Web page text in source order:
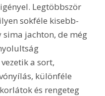
Legtöbbször
sokféle kisebb-
sima jachton, de még
a sort,
különféle
és rengeteg